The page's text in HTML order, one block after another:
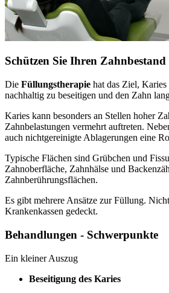
Schützen Sie Ihren Zahnbestand
Die Füllungstherapie hat das Ziel,
nachhaltig zu beseitigen und den Zahn
Karies kann besonders an Stellen hoher
Zahnbelastungen vermehrt auftreten.
auch nichtgereinigte Ablagerungen eine
Typische Flächen sind Grübchen und
Zahnoberfläche, Zahnhälse und
Zahnberührungsflächen.
Es gibt mehrere Ansätze zur Füllung.
Krankenkassen gedeckt.
Behandlungen - Schwerpunkte
Ein kleiner Auszug
Beseitigung des Karies